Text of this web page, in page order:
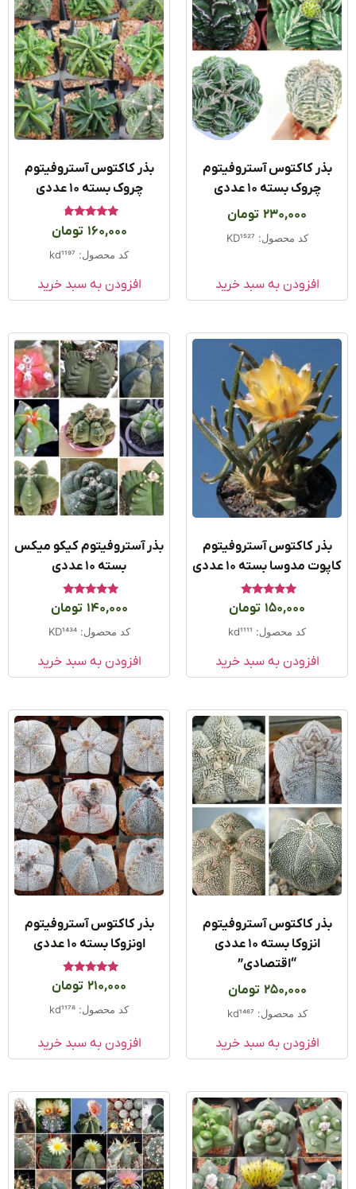
کاکتوس آستروفیتوم
چروک بسته ۱۰ عددی
230,000 تومان
کد محصول: KD1527
افزودن به سبد خرید
بذر کاکتوس آستروفیتوم
چروک بسته ۱۰ عددی
4.50
160,000 تومان
کد محصول: kd1197
افزودن به سبد خرید
کاکتوس آستروفیتوم
مدوسا بسته ۱۰ عددی
5.00
150,000 تومان
کد محصول: kd1111
افزودن به سبد خرید
بذر آستروفیتوم کیکو میکس
بسته ۱۰ عددی
5.00
140,000 تومان
کد محصول: KD1434
افزودن به سبد خرید
کاکتوس آستروفیتوم
انزوکا بسته ۱۰ عددی
“اقتصادی”
250,000 تومان
کد محصول: kd1467
افزودن به سبد خرید
بذر کاکتوس آستروفیتوم
اونزوکا بسته ۱۰ عددی
5.00210,000 تومان
کد محصول: kd1178
افزودن به سبد خرید